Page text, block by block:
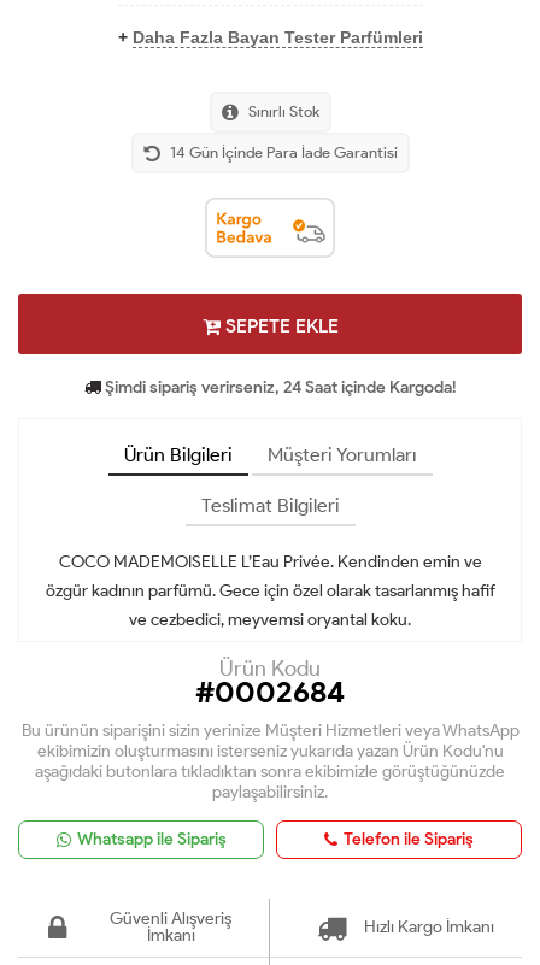
+ Daha Fazla Bayan Tester Parfümleri
Sınırlı Stok
14 Gün İçinde Para İade Garantisi
SEPETE EKLE
Şimdi sipariş verirseniz, 24 Saat içinde Kargoda!
Ürün Bilgileri Müşteri Yorumları
Teslimat Bilgileri
COCO MADEMOISELLE L’Eau Privée. Kendinden emin ve
özgür kadının parfümü. Gece için özel olarak tasarlanmış hafif
ve cezbedici, meyvemsi oryantal koku.
Ürün Kodu
#0002684
Bu ürünün siparişini sizin yerinize Müşteri Hizmetleri veya WhatsApp
ekibimizin oluşturmasını isterseniz yukarıda yazan Ürün Kodu'nu
aşağıdaki butonlara tıkladıktan sonra ekibimizle görüştüğünüzde
paylaşabilirsiniz.
Whatsapp ile Sipariş Telefon ile Sipariş
Güvenli Alışveriş
İmkanı
Hızlı Kargo İmkanı